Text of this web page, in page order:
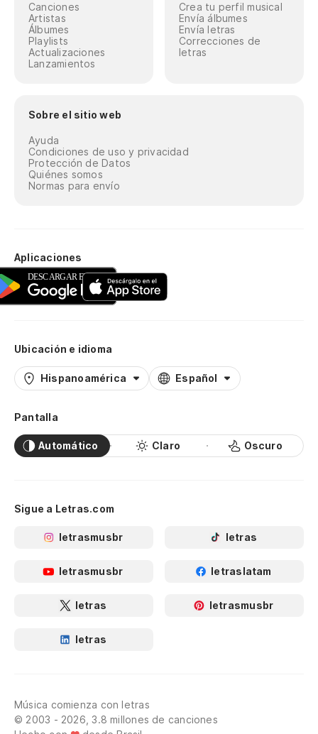
Canciones
Artistas
Álbumes
Playlists
Actualizaciones
Lanzamientos
Crea tu perfil musical
Envía álbumes
Envía letras
Correcciones de
letras
Sobre el sitio web
Ayuda
Condiciones de uso y privacidad
Protección de Datos
Quiénes somos
Normas para envío
Aplicaciones
Ubicación e idioma
Hispanoamérica Español
Pantalla
Automático Claro Oscuro
Sigue a Letras.com
letrasmusbr letras
letrasmusbr letraslatam
letras letrasmusbr
letras
Música comienza con letras
© 2003 - 2026, 3.8 millones de canciones